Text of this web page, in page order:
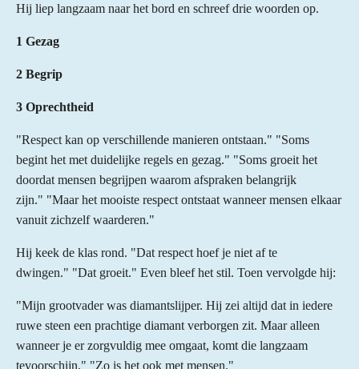
Hij liep langzaam naar het bord en schreef drie woorden op.
1 Gezag
2 Begrip
3 Oprechtheid
"Respect kan op verschillende manieren ontstaan." "Soms
begint het met duidelijke regels en gezag." "Soms groeit het
doordat mensen begrijpen waarom afspraken belangrijk
zijn." "Maar het mooiste respect ontstaat wanneer mensen elkaar
vanuit zichzelf waarderen."
Hij keek de klas rond. "Dat respect hoef je niet af te
dwingen." "Dat groeit." Even bleef het stil. Toen vervolgde hij:
"Mijn grootvader was diamantslijper. Hij zei altijd dat in iedere
ruwe steen een prachtige diamant verborgen zit. Maar alleen
wanneer je er zorgvuldig mee omgaat, komt die langzaam
tevoorschijn." "Zo is het ook met mensen."